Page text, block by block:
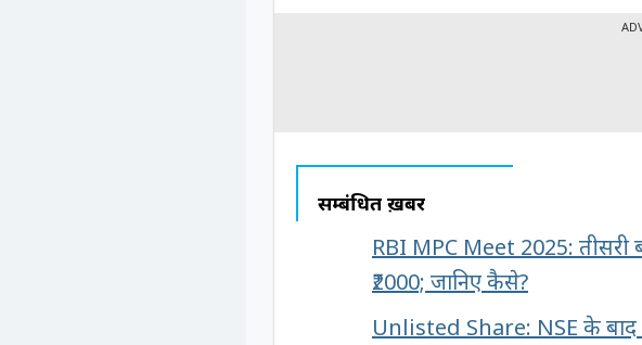
सम्बंधित ख़बरें
RBI MPC Meet 2025: तीसरी
₹2000; जानिए कैसे?
Unlisted Share: NSE के